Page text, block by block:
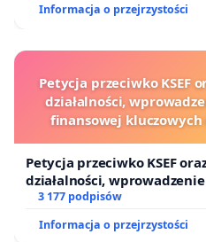
Informacja o przejrzystości
Petycja przeciwko KSEF
działalności,
finansowej
Petycja przeciwko KSEF
działalności,
finansowej kluczowych
3 177 podpisów
Informacja o przejrzystości